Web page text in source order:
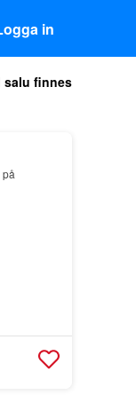
in
salu finnes